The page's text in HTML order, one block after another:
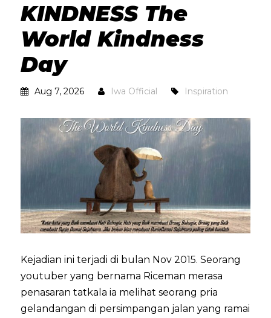
KINDNESS The
World Kindness
Day
Aug 7, 2026 Iwa Official Inspiration
Kejadian ini terjadi di bulan Nov 2015. Seorang
youtuber yang bernama Riceman merasa
penasaran tatkala ia melihat seorang pria
gelandangan di persimpangan jalan yang ramai